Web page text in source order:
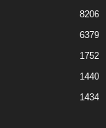
8206
6379
1752
1440
1434